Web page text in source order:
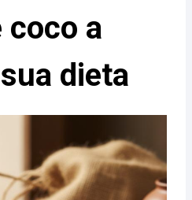
coco a
dieta